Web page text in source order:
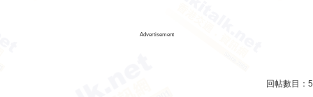
Advertisement
回帖數目： 5